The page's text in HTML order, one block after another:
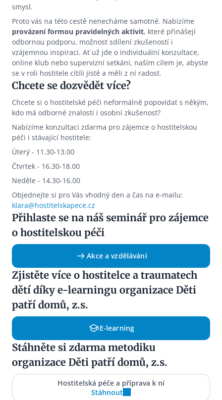
smysl.
Proto vás na této cestě nenecháme samotné. Nabízíme
provázení formou pravidelných aktivit, které přinášejí
odbornou podporu, možnost sdílení zkušeností i
vzájemnou inspiraci. Ať už jde o individuální konzultace,
online klub nebo supervizní setkání, naším cílem je, abyste
se v roli hostitele cítili jistě a měli z ní radost.
Chcete se dozvědět více?
Chcete si o hostitelské péči neformálně popovídat s někým,
kdo má odborné znalosti i osobní zkušenost?
Nabízíme konzultaci zdarma pro zájemce o hostitelskou
péči i stávající hostitele:
Úterý - 11.30-13.00
Čtvrtek - 16.30-18.00
Neděle - 14.30-16.00
Objednejte si pro Vás vhodný den a čas na e-mailu:
klara@hostitelskapece.cz
Přihlaste se na náš seminář pro zájemce
o hostitelskou péči
Akce a vzdělávání
Zjistěte více o hostitelce a traumatech
dětí díky e-learningu organizace Děti
patří domů, z.s.
E-learning
Stáhněte si zdarma metodiku
organizace Děti patří domů, z.s.
Hostitelská péče a příprava k ní
Stáhnout